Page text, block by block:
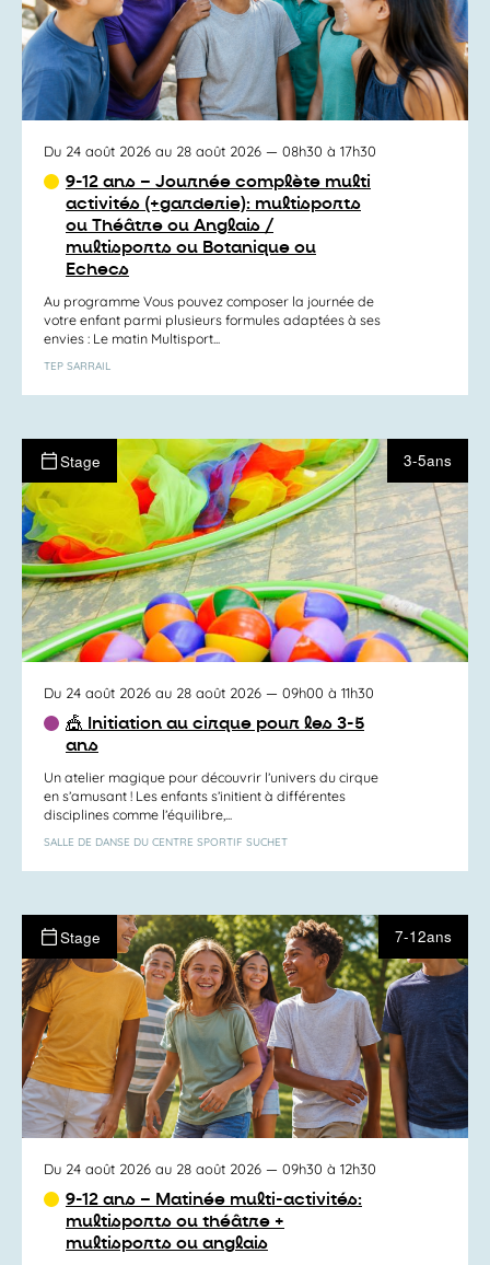
Du 24 août 2026 au 28 août 2026 — 08h30 à 17h30
9-12 ans – Journée complète multi
activités (+garderie): multisports
ou Théâtre ou Anglais /
multisports ou Botanique ou
Echecs
Au programme Vous pouvez composer la journée de
votre enfant parmi plusieurs formules adaptées à ses
envies : Le matin Multisport...
TEP SARRAIL
Stage 3-5ans
Du 24 août 2026 au 28 août 2026 — 09h00 à 11h30
🎪 Initiation au cirque pour les 3-5
ans
Un atelier magique pour découvrir l’univers du cirque
en s’amusant ! Les enfants s’initient à différentes
disciplines comme l’équilibre,...
SALLE DE DANSE DU CENTRE SPORTIF SUCHET
Stage 7-12ans
Du 24 août 2026 au 28 août 2026 — 09h30 à 12h30
9-12 ans – Matinée multi-activités:
multisports ou théâtre +
multisports ou anglais